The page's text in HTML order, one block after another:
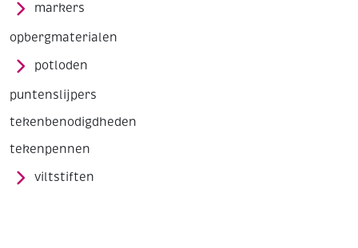
markers
opbergmaterialen
potloden
puntenslijpers
tekenbenodigdheden
tekenpennen
viltstiften